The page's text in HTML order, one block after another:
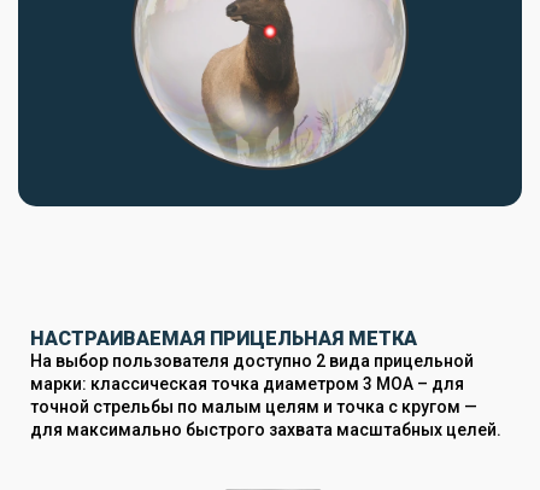
НАСТРАИВАЕМАЯ ПРИЦЕЛЬНАЯ МЕТКА
На выбор пользователя доступно 2 вида прицельной
марки: классическая точка диаметром 3 MOA – для
точной стрельбы по малым целям и точка с кругом —
для максимально быстрого захвата масштабных целей.